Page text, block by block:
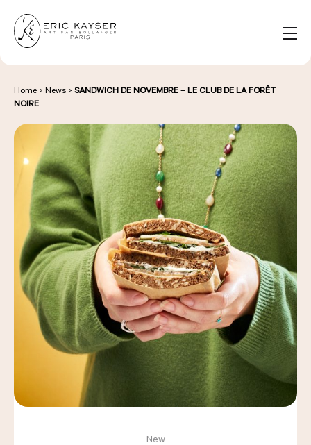
EN
for:
NOS PRODUITS
NOS BOULANGERIES
LA MAISON D'ÉRIC KAYSER
ÉVÈNEMENTS & ENTREPRISES
LES COURS D'ÉRIC KAYSER
Home > News > SANDWICH DE NOVEMBRE – LE CLUB DE LA FORÊT
NOIRE
New